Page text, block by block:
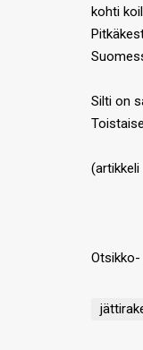
kohti
Silti on
Otsikko-